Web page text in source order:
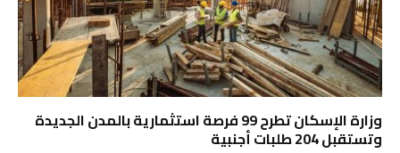
وزارة الإسكان تطرح 99 فرصة استثمارية بالمدن الجديدة
وتستقبل 204 طلبات أجنبية